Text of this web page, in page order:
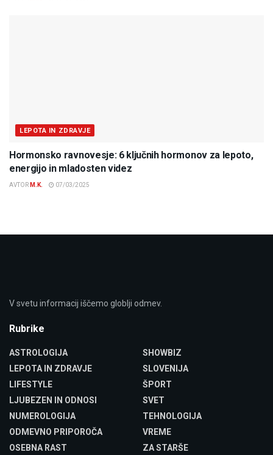
LEPOTA IN ZDRAVJE
Hormonsko ravnovesje: 6 ključnih hormonov za lepoto,
energijo in mladosten videz
AVTOR M.K. 07/03/2025
V svetu informacij iščemo globlji odmev.
Rubrike
ASTROLOGIJA
LEPOTA IN ZDRAVJE
LIFESTYLE
LJUBEZEN IN ODNOSI
NUMEROLOGIJA
ODMEVNO PRIPOROČA
OSEBNA RAST
SHOWBIZ
SLOVENIJA
ŠPORT
SVET
TEHNOLOGIJA
VREME
ZA STARŠE